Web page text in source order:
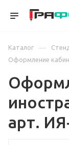
Каталог —
Оформление
арт.